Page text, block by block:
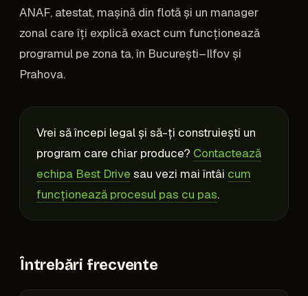
ANAF, atestat, mașină din flotă și un manager
zonal care îți explică exact cum funcționează
programul pe zona ta, în București–Ilfov și
Prahova.
Vrei să începi legal și să-ți construiești un
program care chiar produce? Contactează
echipa Best Drive sau vezi mai întâi cum
funcționează procesul pas cu pas.
Întrebări frecvente